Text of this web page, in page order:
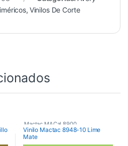
, Vinilos De Corte
Mactac MACal 8900
Monoméricos
Vinilo Mactac 8948-10 Lime
Mate